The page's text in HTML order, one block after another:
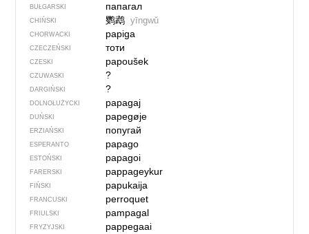
BUŁGARSKI папагал
CHIŃSKI 鹦鹉 yīngwǔ
CHORWACKI papiga
CZECZEŃSKI тоти
CZESKI papoušek
CZUWASKI ?
DARGIŃSKI ?
DOLNOŁUŻYCKI papagaj
DUŃSKI papegøje
ERZIAŃSKI попугай
ESPERANTO papago
ESTOŃSKI papagoi
FARERSKI pappageykur
FIŃSKI papukaija
FRANCUSKI perroquet
FRIULSKI pampagal
FRYZYJSKI pappegaai